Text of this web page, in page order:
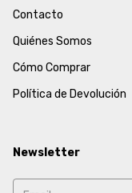
Contacto
Quiénes Somos
Cómo Comprar
Política de Devolución
Newsletter